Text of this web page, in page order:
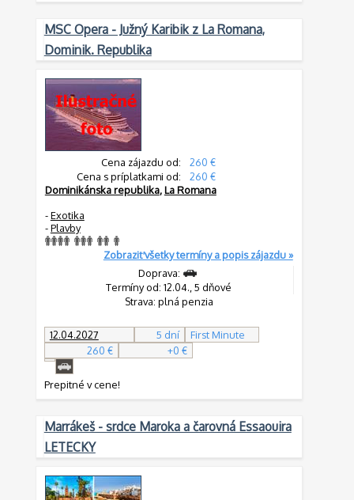
MSC Opera - Južný Karibik z La Romana,
Dominik. Republika
Cena zájazdu od:
260 €
Cena s príplatkami od:
260 €
Dominikánska republika,La Romana
-Exotika
-Plavby
Zobraziť všetky termíny a popis zájazdu »
Doprava:
Termíny od: 12.04., 5 dňové
Strava: plná penzia
12.04.2027 5 dní
First Minute
260 €
+0 €
Prepitné v cene!
Marrákeš - srdce Maroka a čarovná Essaouira
LETECKY